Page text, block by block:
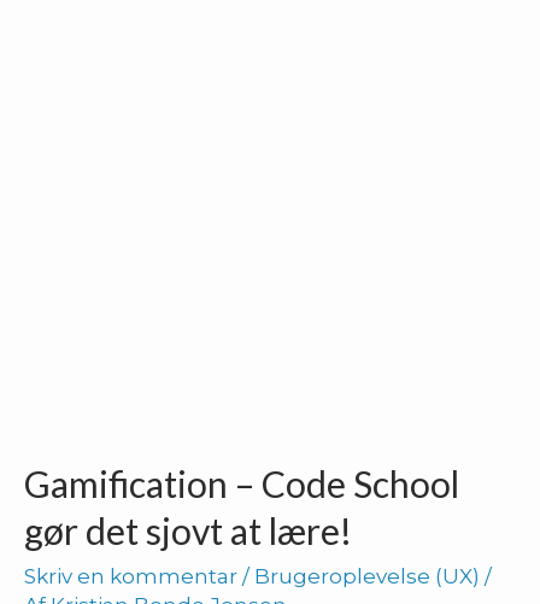
Gamification – Code School
gør det sjovt at lære!
Skriv en kommentar / Brugeroplevelse (UX) /